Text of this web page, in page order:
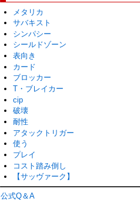
メタリカ
サバキスト
シンパシー
シールドゾーン
表向き
カード
ブロッカー
T・ブレイカー
cip
破壊
耐性
アタックトリガー
使う
プレイ
コスト踏み倒し
【サッヴァーク】
公式Q＆A